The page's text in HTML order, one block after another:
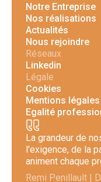
Notre Entreprise
Nos réalisations
Actualités
Nous rejoindre
Réseaux
Linkedin
Légale
Cookies
Mentions légales
Egalité
La grandeur de
l'exigence, de la
animent chaque
Remi Penillault |